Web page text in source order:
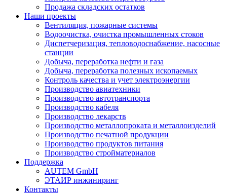
Продажа складских остатков
Наши проекты
Вентиляция, пожарные системы
Водоочистка, очистка промышленных стоков
Диспетчеризация, тепловодоснабжение, насосные
станции
Добыча, переработка нефти и газа
Добыча, переработка полезных ископаемых
Контроль качества и учет электроэнергии
Производство авиатехники
Производство автотранспорта
Производство кабеля
Производство лекарств
Производство металлопроката и металлоизделий
Производство печатной продукции
Производство продуктов питания
Производство стройматериалов
Поддержка
AUTEM GmbH
ЭТАИР инжиниринг
Контакты